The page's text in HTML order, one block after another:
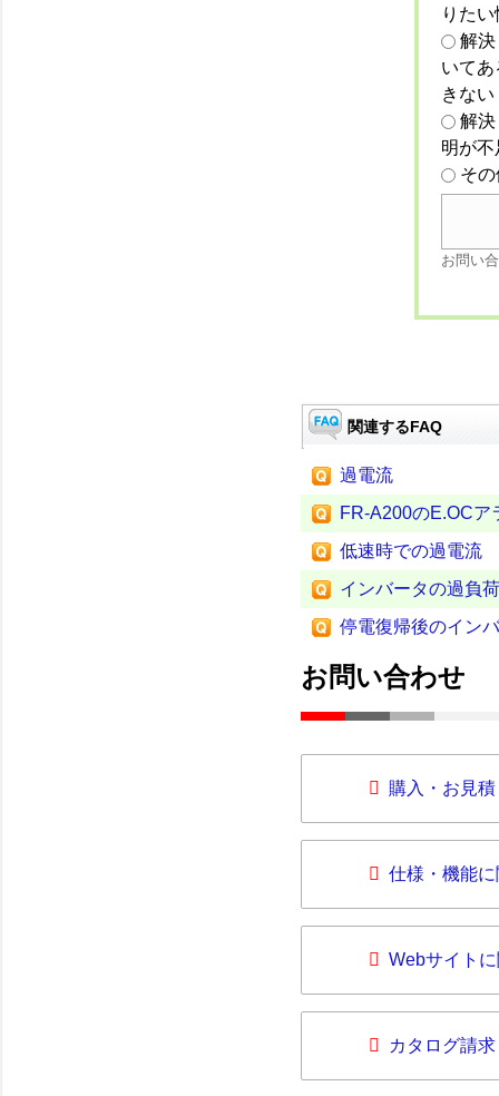
りた
解
いて
きない
解
明が
そ
お問い
関連するFAQ
過電流
FR-A200のE.OCア
低速時での過電流
インバータの過負
停電復帰後のイン
お問い合わせ
購入・お見
仕様・機能
Webサイト
カタログ請求